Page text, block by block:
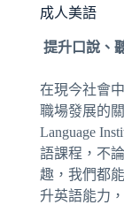
成人美語
提升口說、
在現今社會
職場發展的
Language
語課程，不
趣，我們都
升英語能力